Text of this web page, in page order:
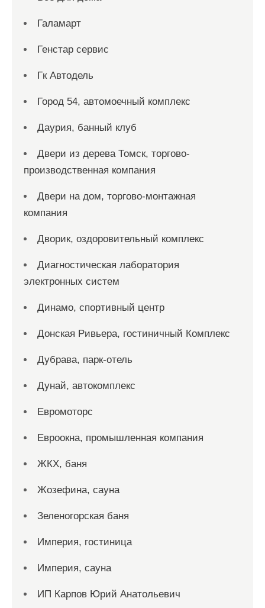
Галамарт
Генстар сервис
Гк Автодель
Город 54, автомоечный комплекс
Даурия, банный клуб
Двери из дерева Томск, торгово-
производственная компания
Двери на дом, торгово-монтажная
компания
Дворик, оздоровительный комплекс
Диагностическая лаборатория
электронных систем
Динамо, спортивный центр
Донская Ривьера, гостиничный Комплекс
Дубрава, парк-отель
Дунай, автокомплекс
Евромоторс
Евроокна, промышленная компания
ЖКХ, баня
Жозефина, сауна
Зеленогорская баня
Империя, гостиница
Империя, сауна
ИП Карпов Юрий Анатольевич